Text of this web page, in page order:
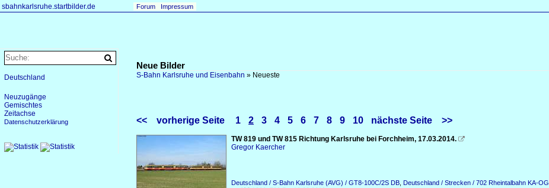
sbahnkarlsruhe.startbilder.de Forum Impressum
Neue Bilder
S-Bahn Karlsruhe und Eisenbahn » Neueste
<< vorherige Seite 1 2 3 4 5 6 7 8 9 10 nächste Seite >>
TW 819 und TW 815 Richtung Karlsruhe bei Forchheim, 17.03.2014. 
Gregor Kaercher
Deutschland / S-Bahn Karlsruhe (AVG) / GT8-100C/2S DB Deutschland / Strecken / 702 Rheintalbahn KA-OG
Deutschland
Neuzugänge
Gemischtes
Zeitachse
Datenschutzerklärung